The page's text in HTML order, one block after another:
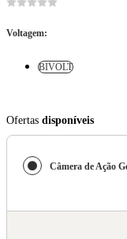
Voltagem:
BIVOLT
Ofertas disponíveis